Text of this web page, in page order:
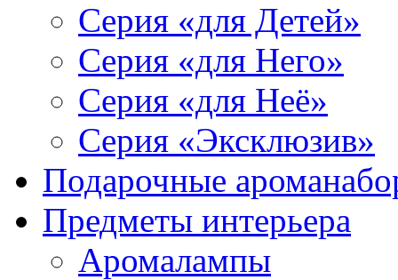
Серия «для Детей»
Серия «для Него»
Серия «для Неё»
Серия «Эксклюзив»
Подарочные
Предметы интерьера
Аромалампы